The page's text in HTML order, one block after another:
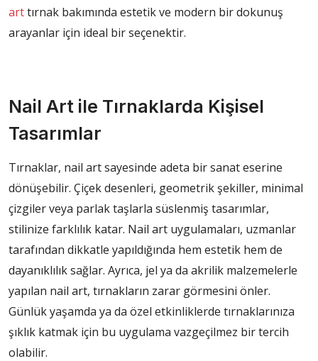
arttırnak bakımında estetik ve modern bir dokunuş
arayanlar için ideal bir seçenektir.
Nail Art ile Tırnaklarda Kişisel
Tasarımlar
Tırnaklar, nail art sayesinde adeta bir sanat eserine
dönüşebilir. Çiçek desenleri, geometrik şekiller, minimal
çizgiler veya parlak taşlarla süslenmiş tasarımlar,
stilinize farklılık katar. Nail art uygulamaları, uzmanlar
tarafından dikkatle yapıldığında hem estetik hem de
dayanıklılık sağlar. Ayrıca, jel ya da akrilik malzemelerle
yapılan nail art, tırnakların zarar görmesini önler.
Günlük yaşamda ya da özel etkinliklerde tırnaklarınıza
şıklık katmak için bu uygulama vazgeçilmez bir tercih
olabilir.